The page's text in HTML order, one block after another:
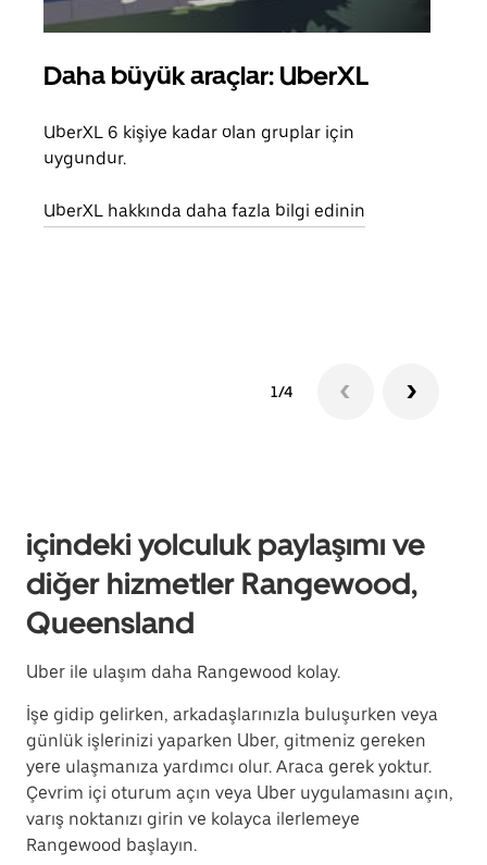
Daha büyük araçlar: UberXL
UberXL 6 kişiye kadar olan gruplar için
uygundur.
UberXL hakkında daha fazla bilgi edinin
1/4
içindeki yolculuk paylaşımı ve
diğer hizmetler Rangewood,
Queensland
Uber ile ulaşım daha Rangewood kolay.
İşe gidip gelirken, arkadaşlarınızla buluşurken veya
günlük işlerinizi yaparken Uber, gitmeniz gereken
yere ulaşmanıza yardımcı olur. Araca gerek yoktur.
Çevrim içi oturum açın veya Uber uygulamasını açın,
varış noktanızı girin ve kolayca ilerlemeye
Rangewood başlayın.